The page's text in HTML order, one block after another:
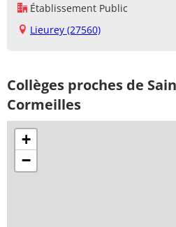
Établissement Public
Lieurey (27560)
Collèges proches de
Cormeilles
+
−